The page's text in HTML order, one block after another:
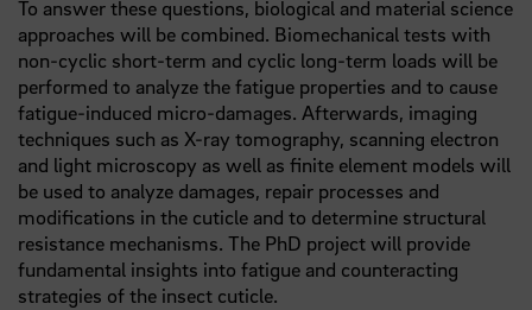
To answer these questions, biological and material science
approaches will be combined. Biomechanical tests with
non-cyclic short-term and cyclic long-term loads will be
performed to analyze the fatigue properties and to cause
fatigue-induced micro-damages. Afterwards, imaging
techniques such as X-ray tomography, scanning electron
and light microscopy as well as finite element models will
be used to analyze damages, repair processes and
modifications in the cuticle and to determine structural
resistance mechanisms. The PhD project will provide
fundamental insights into fatigue and counteracting
strategies of the insect cuticle.